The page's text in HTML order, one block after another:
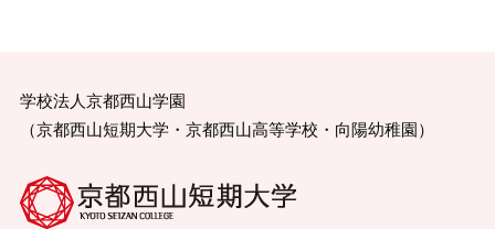
学校法人京都西山学園
（京都西山短期大学・京都西山高等学校・向陽幼稚園）